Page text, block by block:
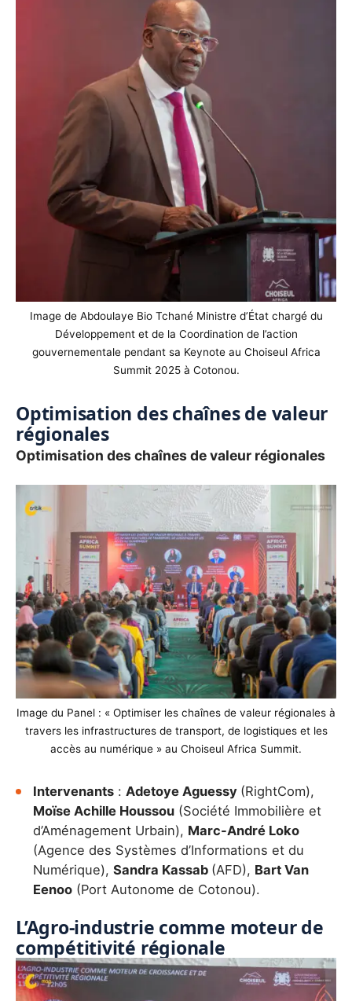
Image de Abdoulaye Bio Tchané Ministre d’État chargé du
Développement et de la Coordination de l’action
gouvernementale pendant sa Keynote au Choiseul Africa
Summit 2025 à Cotonou.
Optimisation des chaînes de valeur
régionales
Optimisation des chaînes de valeur régionales
Image du Panel : « Optimiser les chaînes de valeur régionales à
travers les infrastructures de transport, de logistiques et les
accès au numérique » au Choiseul Africa Summit.
Intervenants : Adetoye Aguessy (RightCom),
Moïse Achille Houssou (Société Immobilière et
d’Aménagement Urbain), Marc-André Loko
(Agence des Systèmes d’Informations et du
Numérique), Sandra Kassab (AFD), Bart Van
Eenoo (Port Autonome de Cotonou).
L’Agro-industrie comme moteur de
compétitivité régionale